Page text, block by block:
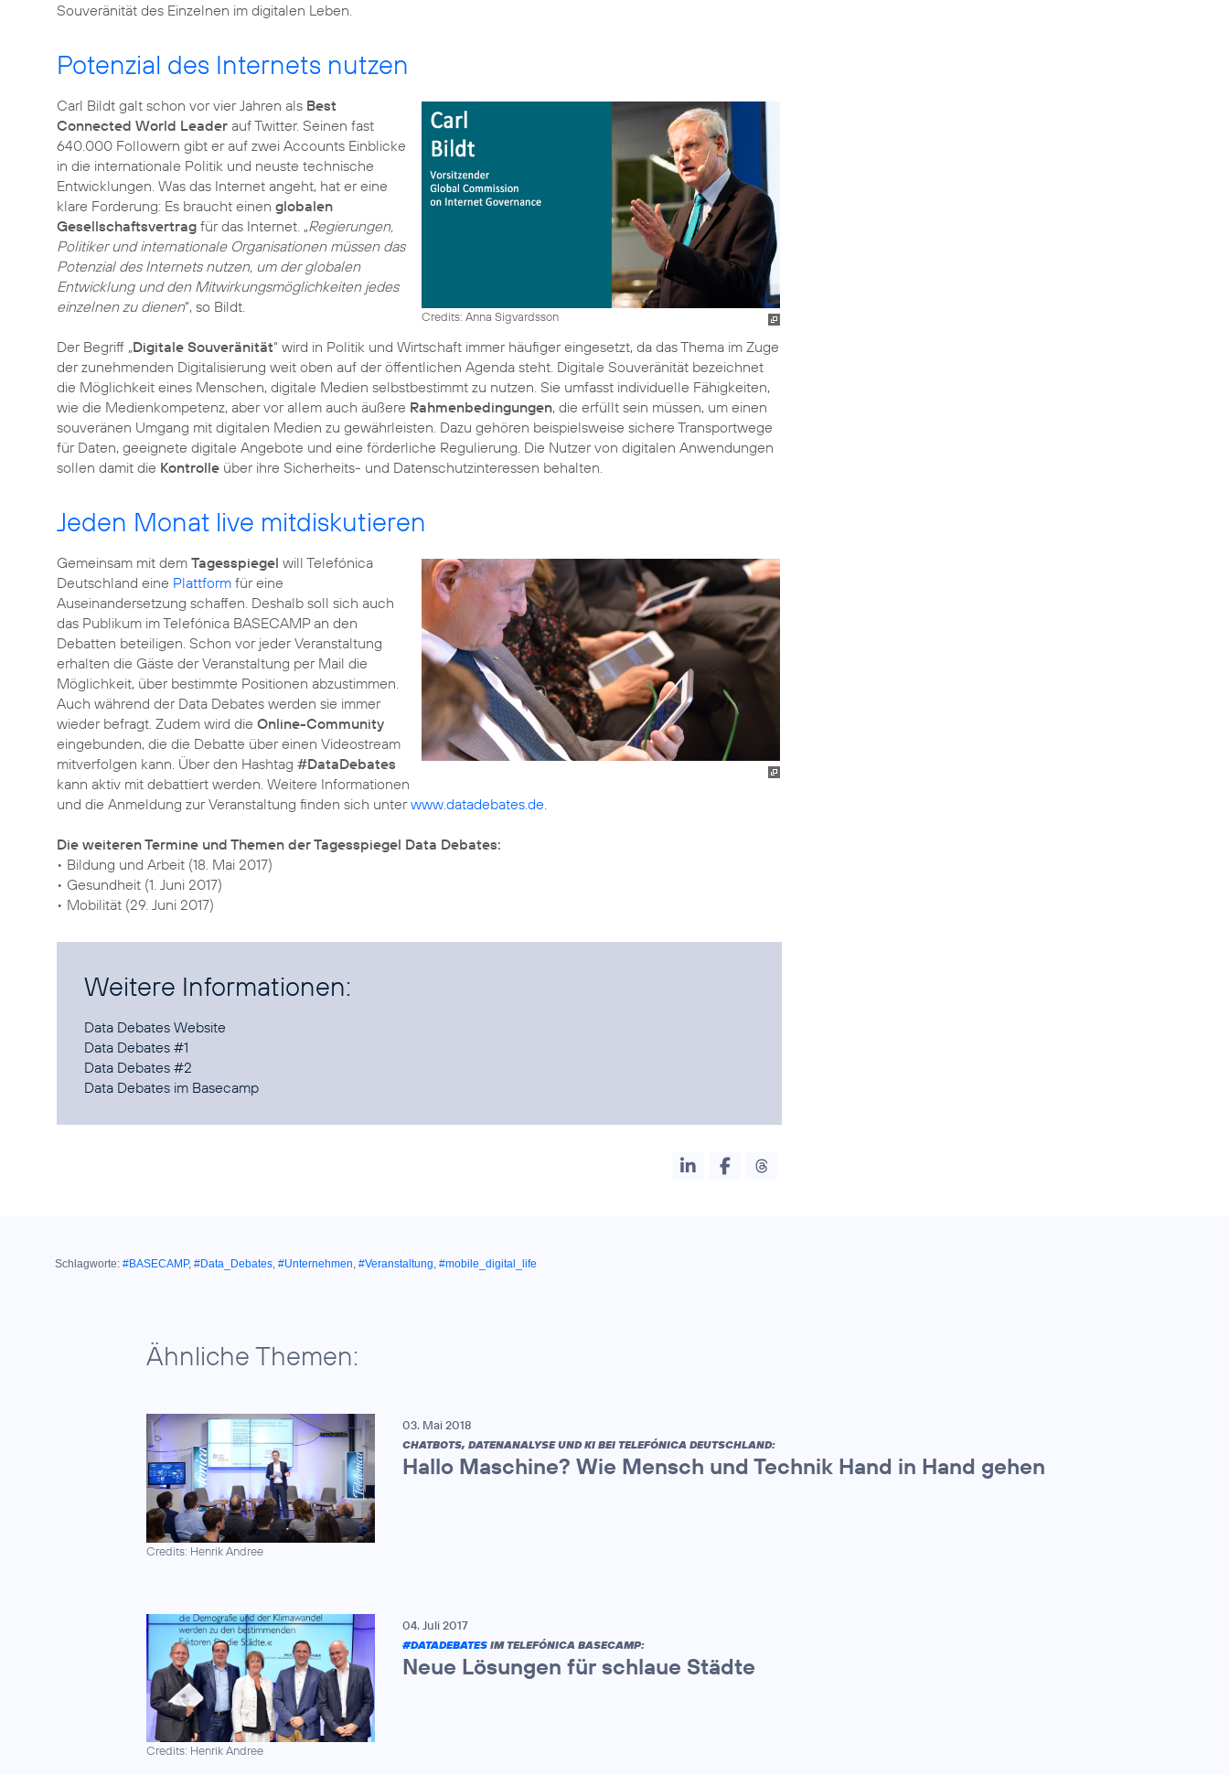
Souveränität des Einzelnen im digitalen Leben.
Potenzial des Internets nutzen
Credits: Anna Sigvardsson
Carl Bildt galt schon vor vier Jahren als Best
Connected World Leader auf Twitter. Seinen fast
640.000 Followern gibt er auf zwei Accounts Einblicke
in die internationale Politik und neuste technische
Entwicklungen. Was das Internet angeht, hat er eine
klare Forderung: Es braucht einen globalen
Gesellschaftsvertrag für das Internet. „Regierungen,
Politiker und internationale Organisationen müssen das
Potenzial des Internets nutzen, um der globalen
Entwicklung und den Mitwirkungsmöglichkeiten jedes
einzelnen zu dienen“, so Bildt.
Der Begriff „Digitale Souveränität“ wird in Politik und Wirtschaft immer häufiger eingesetzt, da das Thema im Zuge
der zunehmenden Digitalisierung weit oben auf der öffentlichen Agenda steht. Digitale Souveränität bezeichnet
die Möglichkeit eines Menschen, digitale Medien selbstbestimmt zu nutzen. Sie umfasst individuelle Fähigkeiten,
wie die Medienkompetenz, aber vor allem auch äußere Rahmenbedingungen, die erfüllt sein müssen, um einen
souveränen Umgang mit digitalen Medien zu gewährleisten. Dazu gehören beispielsweise sichere Transportwege
für Daten, geeignete digitale Angebote und eine förderliche Regulierung. Die Nutzer von digitalen Anwendungen
sollen damit die Kontrolle über ihre Sicherheits- und Datenschutzinteressen behalten.
Jeden Monat live mitdiskutieren
Gemeinsam mit dem Tagesspiegel will Telefónica
Deutschland eine Plattform für eine
Auseinandersetzung schaffen. Deshalb soll sich auch
das Publikum im Telefónica BASECAMP an den
Debatten beteiligen. Schon vor jeder Veranstaltung
erhalten die Gäste der Veranstaltung per Mail die
Möglichkeit, über bestimmte Positionen abzustimmen.
Auch während der Data Debates werden sie immer
wieder befragt. Zudem wird die Online-Community
eingebunden, die die Debatte über einen Videostream
mitverfolgen kann. Über den Hashtag #DataDebates
kann aktiv mit debattiert werden. Weitere Informationen
und die Anmeldung zur Veranstaltung finden sich unterwww.datadebates.de.
Die weiteren Termine und Themen der Tagesspiegel Data Debates:
• Bildung und Arbeit (18. Mai 2017)
• Gesundheit (1. Juni 2017)
• Mobilität (29. Juni 2017)
Weitere Informationen:
Data Debates Website
Data Debates #1
Data Debates #2
Data Debates im Basecamp
Schlagworte: #BASECAMP, #Data_Debates, #Unternehmen, #Veranstaltung, #mobile_digital_life
Ähnliche Themen:
Credits: Henrik Andree
03. Mai 2018
CHATBOTS, DATENANALYSE UND KI BEI TELEFÓNICA DEUTSCHLAND:
Hallo Maschine? Wie Mensch und Technik Hand in Hand gehen
Credits: Henrik Andree
04. Juli 2017
#DATADEBATES IM TELEFÓNICA BASECAMP:
Neue Lösungen für schlaue Städte